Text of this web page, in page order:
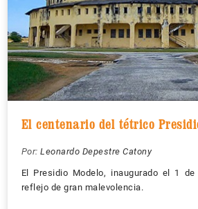
El centenario del tétrico
Por: Leonardo Depestre Catony
El Presidio Modelo, inaugurado el 1
reflejo de gran malevolencia.